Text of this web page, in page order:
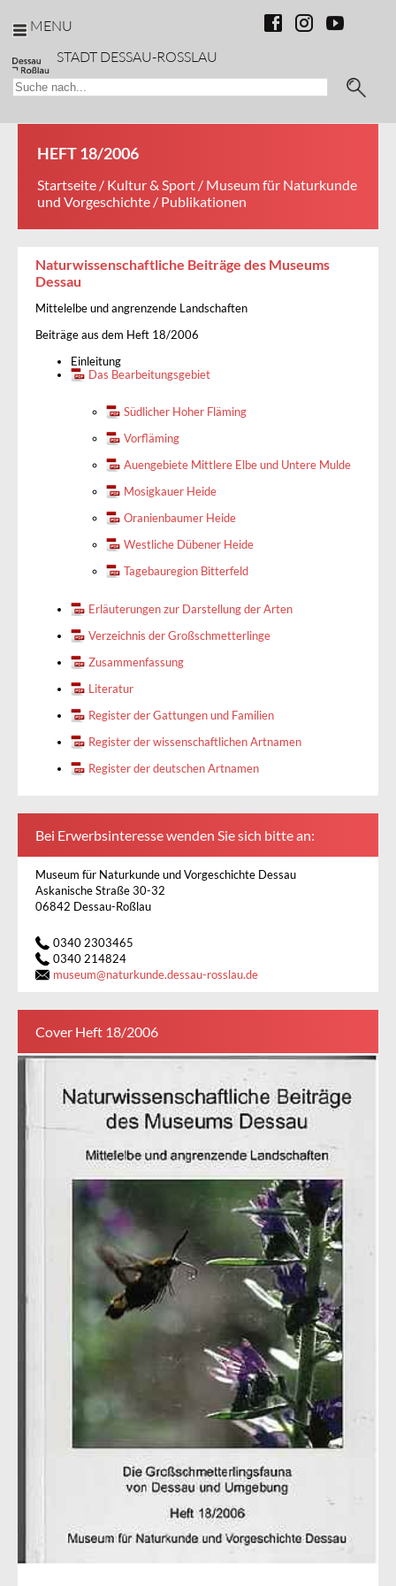
MENU
STADT DESSAU-ROSSLAU
HEFT 18/2006
Startseite / Kultur & Sport / Museum für Naturkunde
und Vorgeschichte / Publikationen
Naturwissenschaftliche Beiträge des Museums
Dessau
Mittelelbe und angrenzende Landschaften
Beiträge aus dem Heft 18/2006
Einleitung
Das Bearbeitungsgebiet
Südlicher Hoher Fläming
Vorfläming
Auengebiete Mittlere Elbe und Untere Mulde
Mosigkauer Heide
Oranienbaumer Heide
Westliche Dübener Heide
Tagebauregion Bitterfeld
Erläuterungen zur Darstellung der Arten
Verzeichnis der Großschmetterlinge
Zusammenfassung
Literatur
Register der Gattungen und Familien
Register der wissenschaftlichen Artnamen
Register der deutschen Artnamen
Bei Erwerbsinteresse wenden Sie sich bitte an:
Museum für Naturkunde und Vorgeschichte Dessau
Askanische Straße 30-32
06842 Dessau-Roßlau
0340 2303465
0340 214824
museum@naturkunde.dessau-rosslau.de
Cover Heft 18/2006